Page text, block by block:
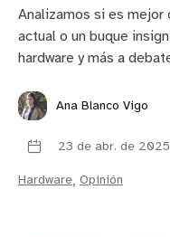
Analizamos si es mejor
actual o un buque
hardware y más a
Ana Blanco Vigo
23 de abr. de 2025
Hardware, Opinión